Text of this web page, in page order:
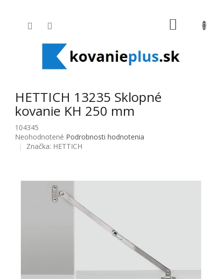
HETTICH 13235 Sklopné
kovanie KH 250 mm
104345
Priemerné hodnotenie produktu je 0,0 z 5 hviezdičiek.
Neohodnotené Podrobnosti hodnotenia
Značka: HETTICH